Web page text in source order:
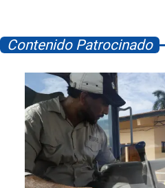
Contenido Patrocinado